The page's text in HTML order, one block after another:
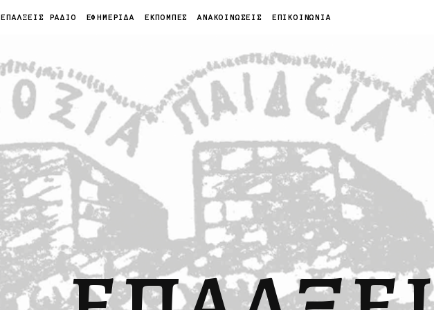
ΕΠΑΛΞΕΙΣ ΡΑΔΙΟ ΕΦΗΜΕΡΙΔΑ ΕΚΠΟΜΠΕΣ ΑΝΑΚΟΙΝΩΣΕΙΣ ΕΠΙΚΟΙΝΩΝΙΑ